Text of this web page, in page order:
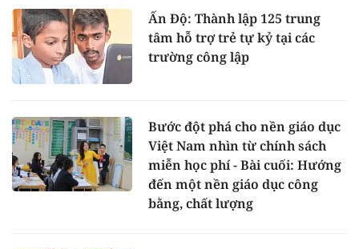
Ấn Độ: Thành lập 125 trung
tâm hỗ trợ trẻ tự kỷ tại các
trường công lập
Bước đột phá cho nền giáo dục
Việt Nam nhìn từ chính sách
miễn học phí - Bài cuối: Hướng
đến một nền giáo dục công
bằng, chất lượng